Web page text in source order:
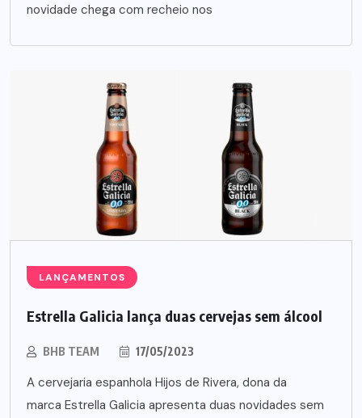
novidade chega com recheio nos
LANÇAMENTOS
Estrella Galicia lança duas cervejas sem álcool
BHB TEAM 17/05/2023
A cervejaria espanhola Hijos de Rivera, dona da
marca Estrella Galicia apresenta duas novidades sem